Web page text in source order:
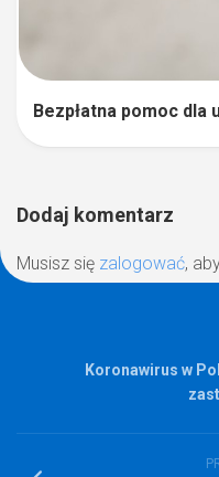
Bezpłatna pomoc dla
Dodaj komentarz
Musisz się zalogować,
Koronawirus w